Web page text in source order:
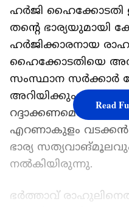
ഹർജി ഹൈക്കോടതി
തന്‍റെ ഭാര്യയുമായി
ഹർജിക്കാരനായ
ഹൈക്കോടതിയെ
സംസ്ഥാന സർക്കാർ
അറിയിക്കും. കേസ്
എറണാകുളം വടക്കൻ
ഭാര്യ
നൽകിയിരുന്നു.
ഭർത്താവ്
Read